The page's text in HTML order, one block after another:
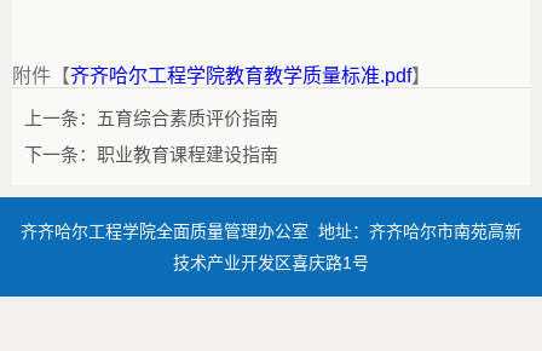
附件【齐齐哈尔工程学院教育教学质量标准.pdf】
上一条： 五育综合素质评价指南
下一条： 职业教育课程建设指南
齐齐哈尔工程学院全面质量管理办公室 地址：齐齐哈尔市南苑高新
技术产业开发区喜庆路1号